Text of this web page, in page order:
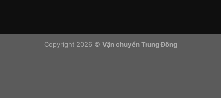
Copyright 2026 © Vận chuyển Trung Đông